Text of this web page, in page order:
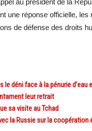
au président de la
une réponse officielle,
de défense des droits
le déni face à la pénurie
leur retrait
sa visite au Tchad
la Russie sur la coopération